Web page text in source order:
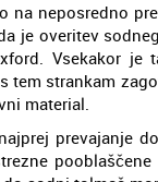
na neposredno
je overitev
Vsekakor
tem strankam
material.
prevajanje